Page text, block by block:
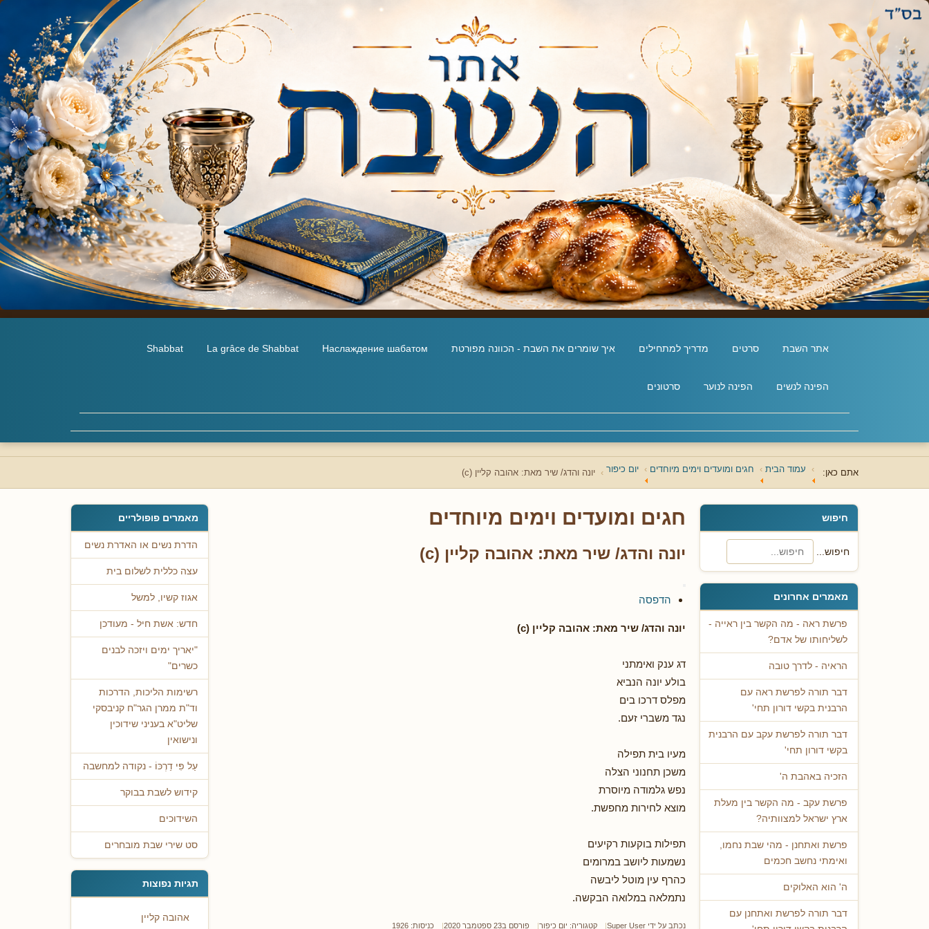
אתר השבת סרטים מדריך למתחילים איך שומרים את השבת - הכוונה מפורטת Наслаждение шабатом
La grâce de Shabbat
Shabbat
הפינה לנשים הפינה לנוער סרטונים
אתם כאן: עמוד הבית חגים ומועדים וימים מיוחדים יום כיפור יונה והדג/ שיר מאת: אהובה קליין (c)
חיפוש
חיפוש...
מאמרים אחרונים
פרשת ראה - מה הקשר בין ראייה -
לשליחותו של אדם?
הראיה - לדרך טובה
דבר תורה לפרשת ראה עם
הרבנית בקשי דורון תחי'
דבר תורה לפרשת עקב עם הרבנית
בקשי דורון תחי'
הזכיה באהבת ה'
פרשת עקב - מה הקשר בין מעלת
ארץ ישראל למצוותיה?
פרשת ואתחנן - מהי שבת נחמו,
ואימתי נחשב חכמים
ה' הוא האלוקים
דבר תורה לפרשת ואתחנן עם
חגים ומועדים וימים מיוחדים
יונה והדג/ שיר מאת: אהובה קליין (c)
הדפסה
יונה והדג/ שיר מאת: אהובה קליין (c)
דג ענק ואימתני
בולע יונה הנביא
מפלס דרכו בים
נגד משברי זעם.
מעיו בית תפילה
משכן תחנוני הצלה
נפש גלמודה מיוסרת
מוצא לחירות מחפשת.
תפילות בוקעות רקיעים
נשמעות ליושב במרומים
כהרף עין מוטל ליבשה
נתמלאה במלואה הבקשה.
נכתב על ידי Super User קטגוריה: יום כיפור פורסם ב23 ספטמבר 2020 כניסות: 1926
מאמרים פופולריים
הדרת נשים או האדרת נשים
עצה כללית לשלום בית
אגוז קשיו, למשל
חדש: אשת חיל - מעודכן
"יאריך ימים ויזכה לבנים
כשרים"
רשימות הליכות, הדרכות
וד"ת ממרן הגר"ח קניבסקי
שליט"א בעניני שידוכין
ונישואין
עַל פִּי דַרְכּוֹ - נקודה למחשבה
קידוש לשבת בבוקר
השידוכים
סט שירי שבת מובחרים
תגיות נפוצות
אהובה קליין